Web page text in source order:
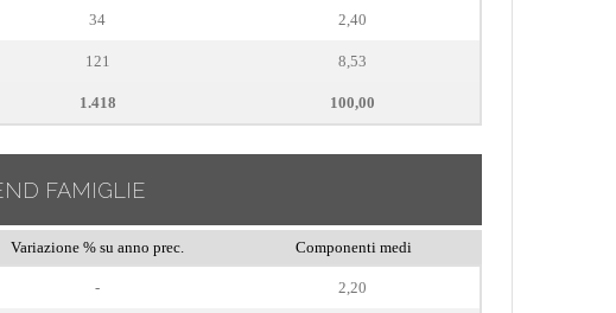
34 2,40
121 8,53
1.418 100,00
FAMIGLIE
Variazione % su anno prec. Componenti medi
- 2,20